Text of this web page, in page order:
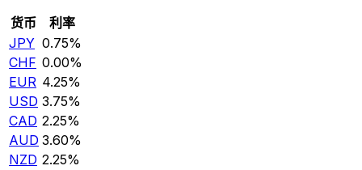
货币
利率
JPY 0.75%
CHF 0.00%
EUR 4.25%
USD 3.75%
CAD 2.25%
AUD 3.60%
NZD 2.25%